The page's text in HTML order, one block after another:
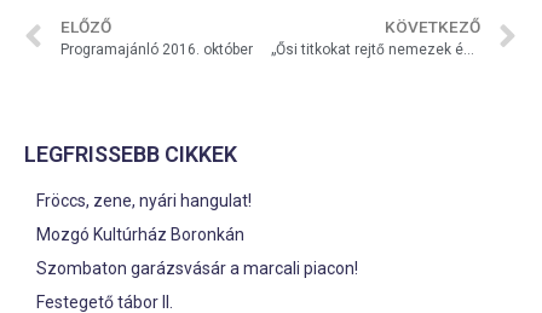
ELŐZŐ
Programajánló 2016. október
KÖVETKEZŐ
„Ősi titkokat rejtő nemezek és selymek”
LEGFRISSEBB CIKKEK
Fröccs, zene, nyári hangulat!
Mozgó Kultúrház Boronkán
Szombaton garázsvásár a marcali piacon!
Festegető tábor II.